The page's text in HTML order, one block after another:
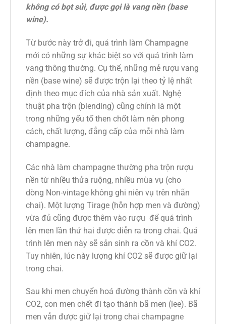
không có bọt sủi, được gọi là vang nền (base
wine).
Từ bước này trở đi, quá trình làm Champagne
mới có những sự khác biệt so với quá trình làm
vang thông thường. Cụ thể, những mẻ rượu vang
nền (base wine) sẽ được trộn lại theo tỷ lệ nhất
định theo mục đích của nhà sản xuất. Nghệ
thuật pha trộn (blending) cũng chính là một
trong những yếu tố then chốt làm nên phong
cách, chất lượng, đẳng cấp của mỗi nhà làm
champagne.
Các nhà làm champagne thường pha trộn rượu
nền từ nhiều thửa ruộng, nhiều mùa vụ (cho
dòng Non-vintage không ghi niên vụ trên nhãn
chai). Một lượng Tirage (hỗn hợp men và đường)
vừa đủ cũng được thêm vào rượu để quá trình
lên men lần thứ hai được diễn ra trong chai. Quá
trình lên men này sẽ sản sinh ra cồn và khí CO2.
Tuy nhiên, lúc này lượng khí CO2 sẽ được giữ lại
trong chai.
Sau khi men chuyển hoá đường thành cồn và khí
CO2, con men chết đi tạo thành bã men (lee). Bã
men vẫn được giữ lại trong chai champagne